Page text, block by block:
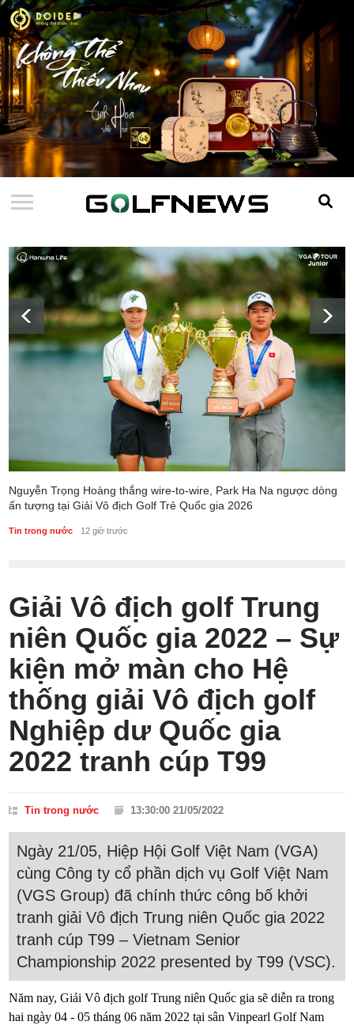
Nguyễn Trọng Hoàng thắng wire-to-wire, Park Ha Na ngược dòng
ấn tượng tại Giải Vô địch Golf Trẻ Quốc gia 2026
Tin trong nước 12 giờ trước
Giải Vô địch golf Trung
niên Quốc gia 2022 – Sự
kiện mở màn cho Hệ
thống giải Vô địch golf
Nghiệp dư Quốc gia
2022 tranh cúp T99
Tin trong nước 13:30:00 21/05/2022
Ngày 21/05, Hiệp Hội Golf Việt Nam (VGA)
cùng Công ty cổ phần dịch vụ Golf Việt Nam
(VGS Group) đã chính thức công bố khởi
tranh giải Vô địch Trung niên Quốc gia 2022
tranh cúp T99 – Vietnam Senior
Championship 2022 presented by T99 (VSC).
Năm nay, Giải Vô địch golf Trung niên Quốc gia sẽ diễn ra trong
hai ngày 04 - 05 tháng 06 năm 2022 tại sân Vinpearl Golf Nam